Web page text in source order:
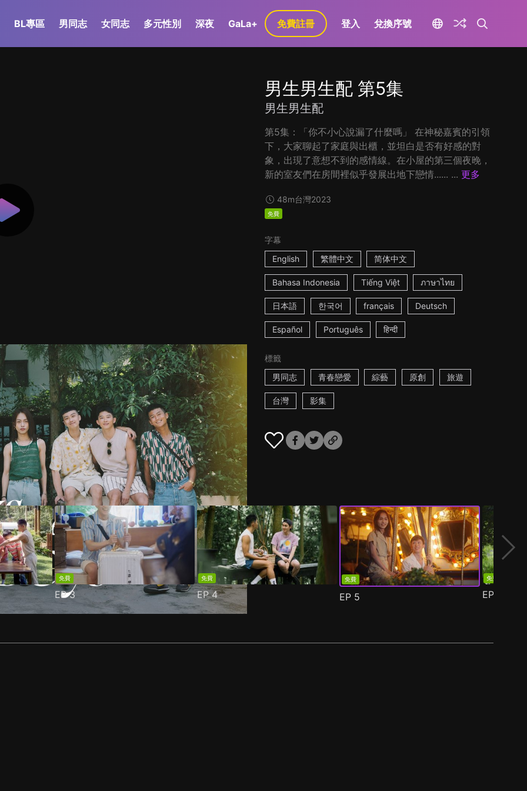
BL專區 男同志 女同志 多元性別 深夜 GaLa+ 免費註冊 登入 兌換序號
男生男生配 第5集
男生男生配
第5集：「你不小心說漏了什麼嗎」 在神秘嘉賓的引領
下，大家聊起了家庭與出櫃，並坦白是否有好感的對
象，出現了意想不到的感情線。在小屋的第三個夜晚，
新的室友們在房間裡似乎發展出地下戀情...... ... 更多
48m台灣2023
免費
字幕
English
繁體中文 简体中文
Bahasa Indonesia Tiếng Việt ภาษาไทย
日本語 한국어 français Deutsch
Español Português हिन्दी
標籤
男同志
青春戀愛 綜藝 原創 旅遊
台灣 影集
免費
EP3
免費
EP4
免費
EP 5
免費
EP